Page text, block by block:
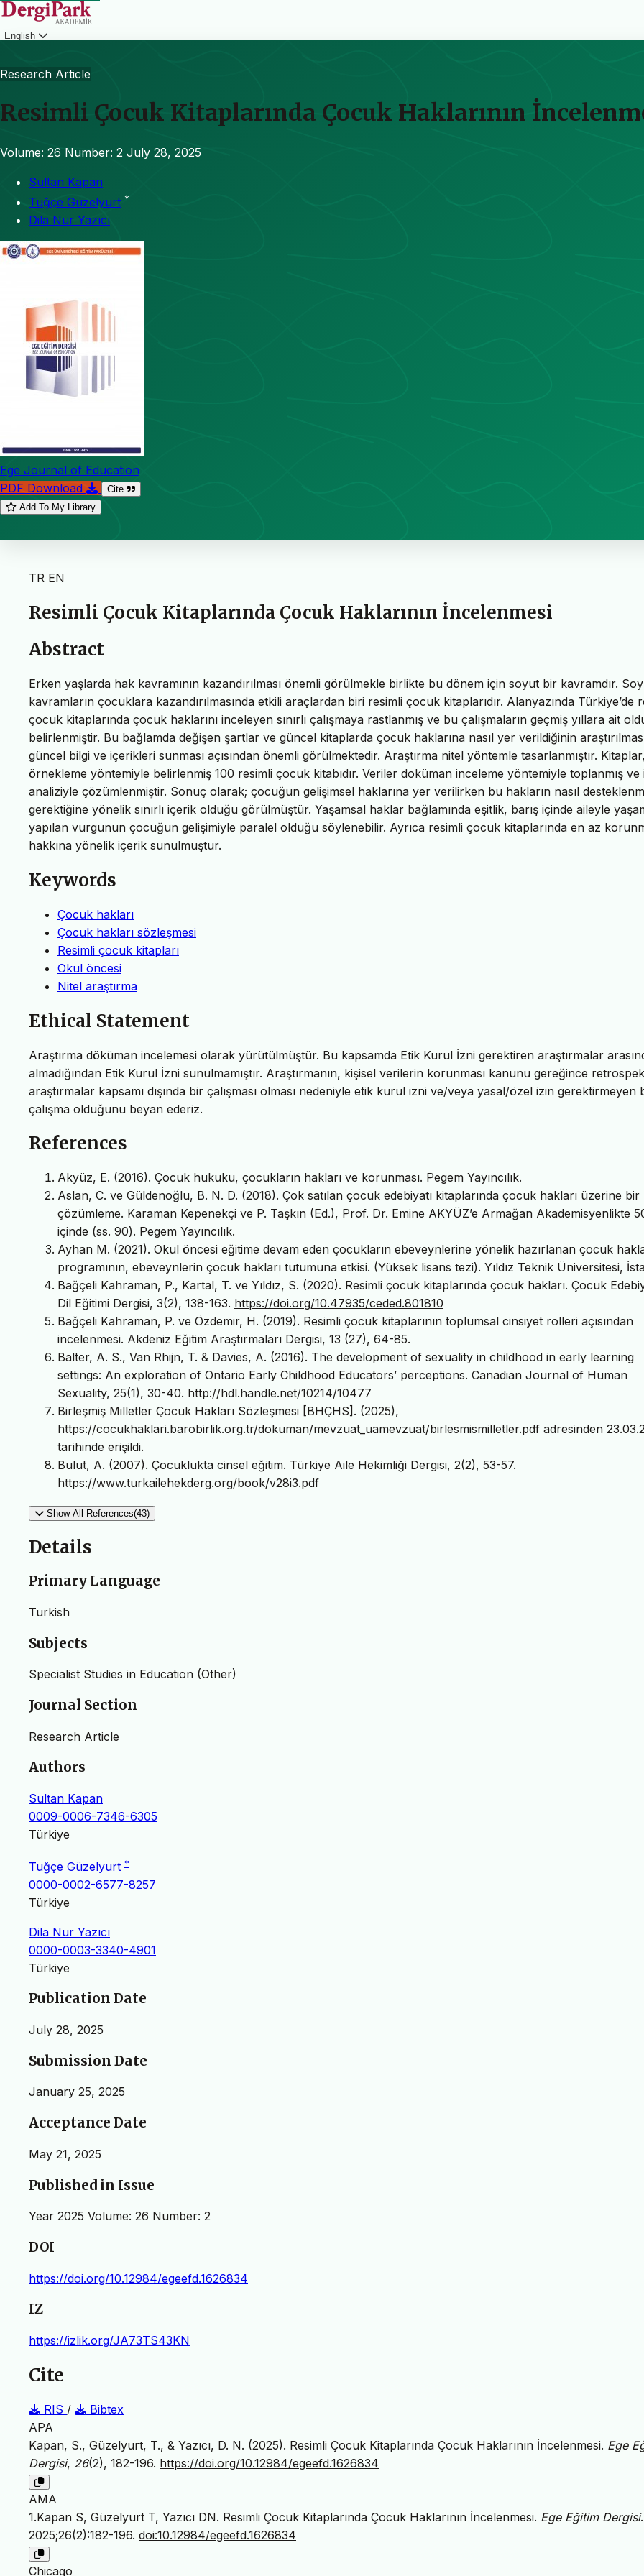
English
Research Article
Resimli Çocuk Kitaplarında Çocuk Haklarının
Volume: 26 Number: 2 July 28, 2025
Sultan Kapan
Tuğçe Güzelyurt *
Dila Nur Yazıcı
Ege Journal of Education
PDF Download
Cite
Add To My Library
TR EN
Resimli Çocuk Kitaplarında Çocuk Haklarının İncelenmesi
Abstract
Erken yaşlarda hak kavramının kazandırılması önemli görülmekle birlikte bu dönem için soyut bir kavramdır.
kavramların çocuklara kazandırılmasında etkili araçlardan biri resimli çocuk kitaplarıdır. Alanyazında Türkiye’de
çocuk kitaplarında çocuk haklarını inceleyen sınırlı çalışmaya rastlanmış ve bu çalışmaların geçmiş yıllara ait
belirlenmiştir. Bu bağlamda değişen şartlar ve güncel kitaplarda çocuk haklarına nasıl yer verildiğinin
güncel bilgi ve içerikleri sunması açısından önemli görülmektedir. Araştırma nitel yöntemle tasarlanmıştır.
örnekleme yöntemiyle belirlenmiş 100 resimli çocuk kitabıdır. Veriler doküman inceleme yöntemiyle toplanmış ve
analiziyle çözümlenmiştir. Sonuç olarak; çocuğun gelişimsel haklarına yer verilirken bu hakların nasıl
gerektiğine yönelik sınırlı içerik olduğu görülmüştür. Yaşamsal haklar bağlamında eşitlik, barış içinde aileyle
yapılan vurgunun çocuğun gelişimiyle paralel olduğu söylenebilir. Ayrıca resimli çocuk kitaplarında en az
hakkına yönelik içerik sunulmuştur.
Keywords
Çocuk hakları
Çocuk hakları sözleşmesi
Resimli çocuk kitapları
Okul öncesi
Nitel araştırma
Ethical Statement
Araştırma döküman incelemesi olarak yürütülmüştür. Bu kapsamda Etik Kurul İzni gerektiren araştırmalar
almadığından Etik Kurul İzni sunulmamıştır. Araştırmanın, kişisel verilerin korunması kanunu gereğince
araştırmalar kapsamı dışında bir çalışması olması nedeniyle etik kurul izni ve/veya yasal/özel izin gerektirmeyen
çalışma olduğunu beyan ederiz.
References
Akyüz, E. (2016). Çocuk hukuku, çocukların hakları ve korunması. Pegem Yayıncılık.
Aslan, C. ve Güldenoğlu, B. N. D. (2018). Çok satılan çocuk edebiyatı kitaplarında çocuk hakları üzerine bir
çözümleme. Karaman Kepenekçi ve P. Taşkın (Ed.), Prof. Dr. Emine AKYÜZ’e Armağan Akademisyenlikte
içinde (ss. 90). Pegem Yayıncılık.
Ayhan M. (2021). Okul öncesi eğitime devam eden çocukların ebeveynlerine yönelik hazırlanan çocuk
programının, ebeveynlerin çocuk hakları tutumuna etkisi. (Yüksek lisans tezi). Yıldız Teknik Üniversitesi,
Bağçeli Kahraman, P., Kartal, T. ve Yıldız, S. (2020). Resimli çocuk kitaplarında çocuk hakları. Çocuk
Dil Eğitimi Dergisi, 3(2), 138-163. https://doi.org/10.47935/ceded.801810
Bağçeli Kahraman, P. ve Özdemir, H. (2019). Resimli çocuk kitaplarının toplumsal cinsiyet rolleri açısından
incelenmesi. Akdeniz Eğitim Araştırmaları Dergisi, 13 (27), 64-85.
Balter, A. S., Van Rhijn, T. & Davies, A. (2016). The development of sexuality in childhood in early learning
settings: An exploration of Ontario Early Childhood Educators’ perceptions. Canadian Journal of Human
Sexuality, 25(1), 30-40. http://hdl.handle.net/10214/10477
Birleşmiş Milletler Çocuk Hakları Sözleşmesi [BHÇHS]. (2025),
https://cocukhaklari.barobirlik.org.tr/dokuman/mevzuat_uamevzuat/birlesmismilletler.pdf adresinden
tarihinde erişildi.
Bulut, A. (2007). Çocuklukta cinsel eğitim. Türkiye Aile Hekimliği Dergisi, 2(2), 53-57.
https://www.turkailehekderg.org/book/v28i3.pdf
Show All References(43)
Details
Primary Language
Turkish
Subjects
Specialist Studies in Education (Other)
Journal Section
Research Article
Authors
Sultan Kapan
0009-0006-7346-6305
Türkiye
Tuğçe Güzelyurt *
0000-0002-6577-8257
Türkiye
Dila Nur Yazıcı
0000-0003-3340-4901
Türkiye
Publication Date
July 28, 2025
Submission Date
January 25, 2025
Acceptance Date
May 21, 2025
Published in Issue
Year 2025 Volume: 26 Number: 2
DOI
https://doi.org/10.12984/egeefd.1626834
IZ
https://izlik.org/JA73TS43KN
Cite
RIS /
Bibtex
APA
Kapan, S., Güzelyurt, T., & Yazıcı, D. N. (2025). Resimli Çocuk Kitaplarında Çocuk Haklarının İncelenmesi. Ege
Dergisi, 26(2), 182-196. https://doi.org/10.12984/egeefd.1626834
AMA
1.Kapan S, Güzelyurt T, Yazıcı DN. Resimli Çocuk Kitaplarında Çocuk Haklarının İncelenmesi. Ege Eğitim Dergisi.
2025;26(2):182-196. doi:10.12984/egeefd.1626834
Chicago